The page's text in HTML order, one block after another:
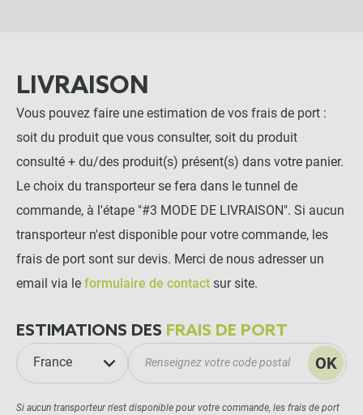
LIVRAISON
Vous pouvez faire une estimation de vos frais de port :
soit du produit que vous consulter, soit du produit
consulté + du/des produit(s) présent(s) dans votre panier.
Le choix du transporteur se fera dans le tunnel de
commande, à l'étape "#3 MODE DE LIVRAISON". Si aucun
transporteur n'est disponible pour votre commande, les
frais de port sont sur devis. Merci de nous adresser un
email via le formulaire de contact sur site.
ESTIMATIONS DES FRAIS DE PORT
France OK
Si aucun transporteur n'est disponible pour votre commande, les frais de port